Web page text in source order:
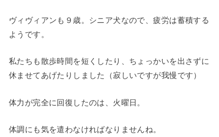
ヴィヴィアンも９歳。シニア犬なので、疲労は蓄積する
ようです。
私たちも散歩時間を短くしたり、ちょっかいを出さずに
休ませてあげたりしました（寂しいですが我慢です）
体力が完全に回復したのは、火曜日。
体調にも気を遣わなければなりませんね。